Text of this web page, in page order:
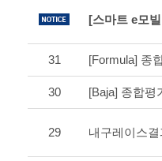
31 [Formula] 종
30 [Baja] 종합평
29 내구레이스결